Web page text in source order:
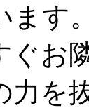
す。
ぐお
力を